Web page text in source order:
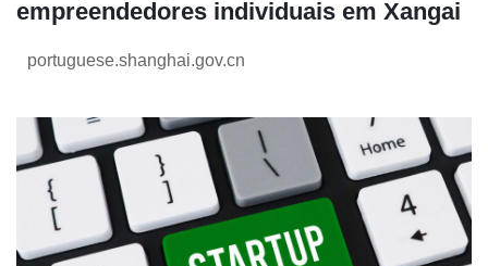
empreendedores individuais em Xangai
portuguese.shanghai.gov.cn